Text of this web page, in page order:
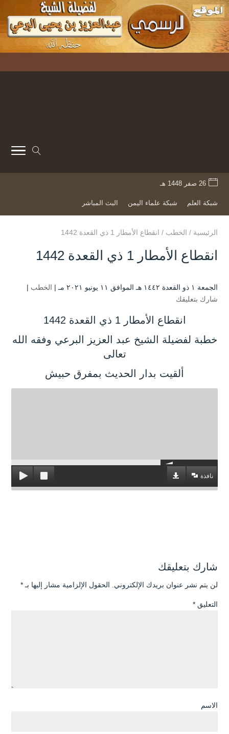
26 صفر 1448 هـ
شبكة العلم شبكة علماء اليمن البث المباشر
الرئيسية / الخطب / انقطاع الأمطار 1 ذي القعدة 1442
انقطاع الأمطار 1 ذي القعدة 1442
الجمعة ۱ ذو القعدة ۱٤٤۲ هـ الموافق ۱۱ يونيو ۲۰۲۱ مـ | الخطب |
شارك بتعليقك
انقطاع الأمطار 1 ذي القعدة 1442
خطبة لفضيلة الشيخ عبد العزيز البرعي وفقه الله
تعالى
ألقيت بدار الحديث بمفرق حبيش
نافذة
شارك بتعليقك
لن يتم نشر عنوان بريدك الإلكتروني. الحقول الإلزامية مشار إليها بـ *
التعليق *
الاسم